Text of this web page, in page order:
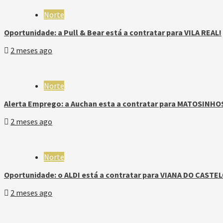
Norte
Oportunidade: a Pull & Bear está a contratar para VILA REAL!
2 meses ago
Norte
Alerta Emprego: a Auchan esta a contratar para
2 meses ago
Norte
Oportunidade: o ALDI está a contratar para VIANA DO
2 meses ago